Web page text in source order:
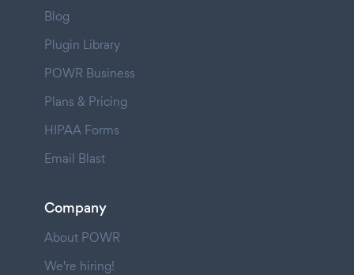
Blog
Plugin Library
POWR Business
Plans & Pricing
HIPAA Forms
Email Blast
Company
About POWR
We're hiring!